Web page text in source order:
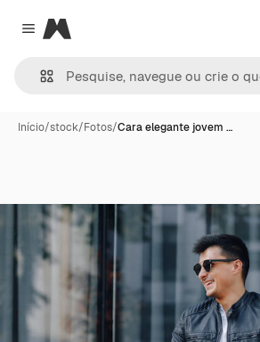
Close menu
Magnific
Início/stock/Fotos/Cara elegante jovem …